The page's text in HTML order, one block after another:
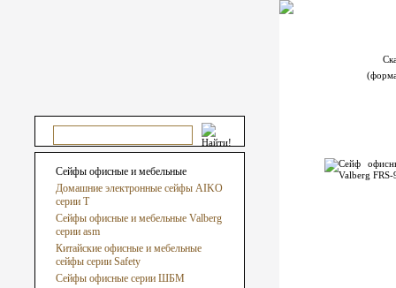
Сейфы офисные и мебельные
Домашние электронные сейфы AIKO
серии Т
Сейфы офисные и мебельные Valberg
серии asm
Китайские офисные и мебельные
сейфы серии Safety
Сейфы офисные серии ШБМ